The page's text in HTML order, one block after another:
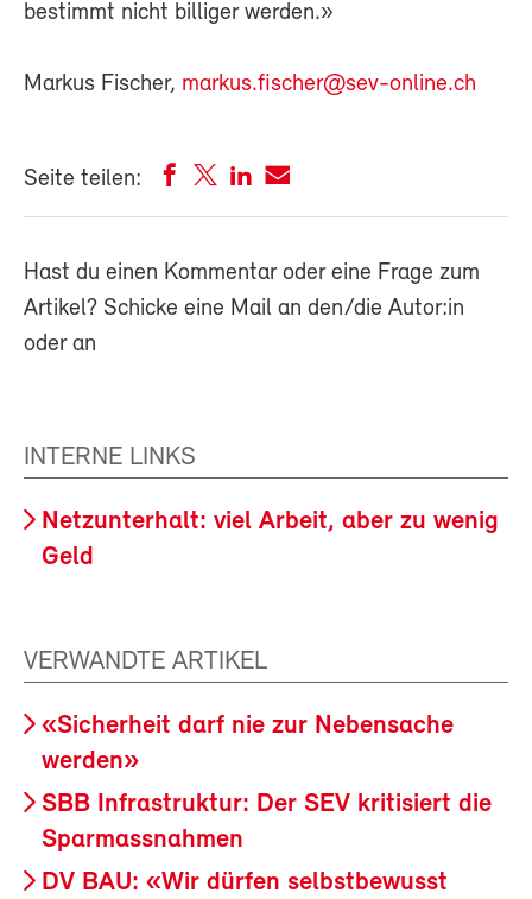
bestimmt nicht billiger werden.»
Markus Fischer, markus.fischer@sev-online.ch
Seite teilen:
Hast du einen Kommentar oder eine Frage zum
Artikel? Schicke eine Mail an den/die Autor:in
oder an
INTERNE LINKS
Netzunterhalt: viel Arbeit, aber zu wenig
Geld
VERWANDTE ARTIKEL
«Sicherheit darf nie zur Nebensache
werden»
SBB Infrastruktur: Der SEV kritisiert die
Sparmassnahmen
DV BAU: «Wir dürfen selbstbewusst